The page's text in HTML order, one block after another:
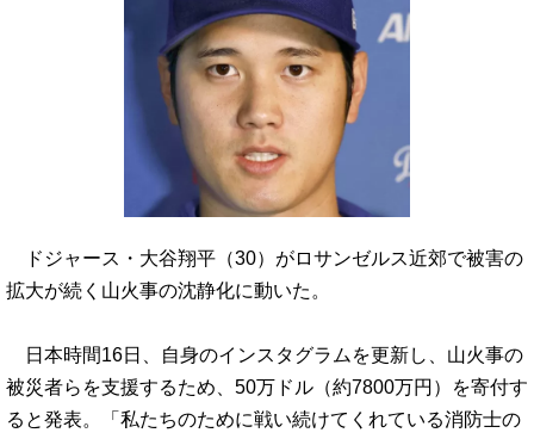
ドジャース・大谷翔平（30）がロサンゼルス近郊で被害の
拡大が続く山火事の沈静化に動いた。
日本時間16日、自身のインスタグラムを更新し、山火事の
被災者らを支援するため、50万ドル（約7800万円）を寄付す
ると発表。「私たちのために戦い続けてくれている消防士の